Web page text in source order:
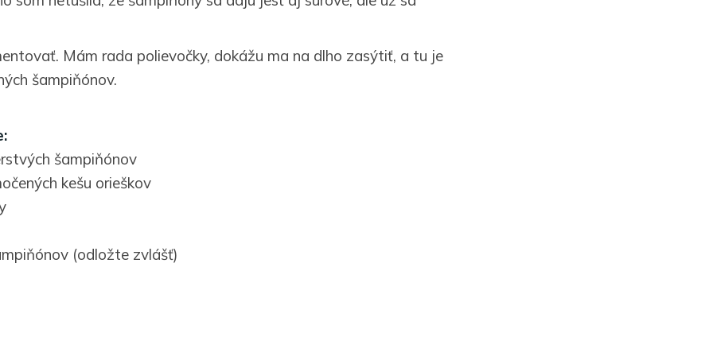
Mám rada polievočky, dokážu ma na dlho zasýtiť, a tu je
šampiňónov.
šampiňónov
kešu orieškov
(odložte zvlášť)